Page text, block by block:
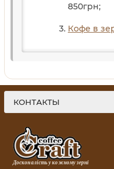
850грн;
Кофе в
КОНТАКТЫ
Досконалість у кожному зерні